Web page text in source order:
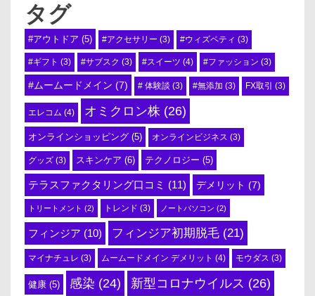
タグ
#アウトドア (5) #アクセサリー (3) #ウィズペティ (3)
#ギフト (3) #サブスク (3) #スイーツ (4) #ファッション (3)
#ムームードメイン (7) # 体験談 (3) #無添加 (3) FX取引 (3)
エレコム (4) オミクロン株 (26)
オンラインショッピング (5) オンラインビジネス (3)
グッズ (3) スキンケア (6) テクノロジー (5)
テラスファクタリング口コミ (11) デメリット (7)
トリートメント (2) トレンド (3) ノートパソコン (2)
フィンジア (10) フィンジア初期脱毛 (21)
マイナチュレ (3) ムームードメイン デメリット (4) モウダス (3)
健康 (5) 感染 (24) 新型コロナウイルス (26)